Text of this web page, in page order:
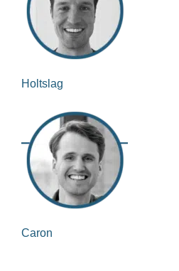
Holtslag
Caron